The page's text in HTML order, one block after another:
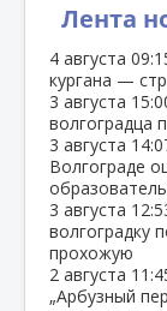
Лента
4 августа
кургана —
3 августа
волгоградца
3 августа
Волгограде
3 августа
волгоградку
прохожую
2 августа
„Арбузный